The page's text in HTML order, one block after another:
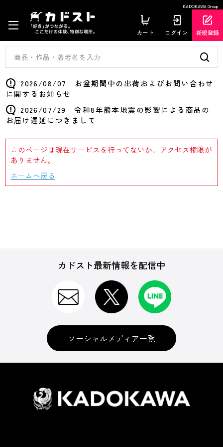
KADOKAWA Group
カート ログイン 新規登録
2026/08/07 お盆期間中の出荷およびお問い合わせ
に関するお知らせ
2026/07/29 令和8年熊本地震の影響による商品の
お届け遅延につきまして
このページは現在サービスを行ってないか、アクセス権限が
ありません。
ホームへ戻る
カドスト最新情報を配信中
ソーシャルメディア一覧